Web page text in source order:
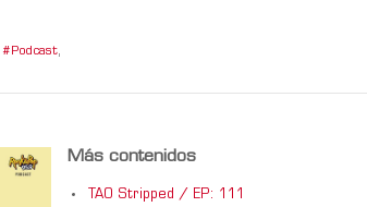
Podcast,
Más contenidos
TAO Stripped / EP: 111